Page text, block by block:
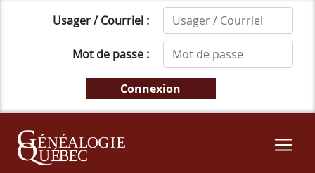
Usager / Courriel :
Mot de passe :